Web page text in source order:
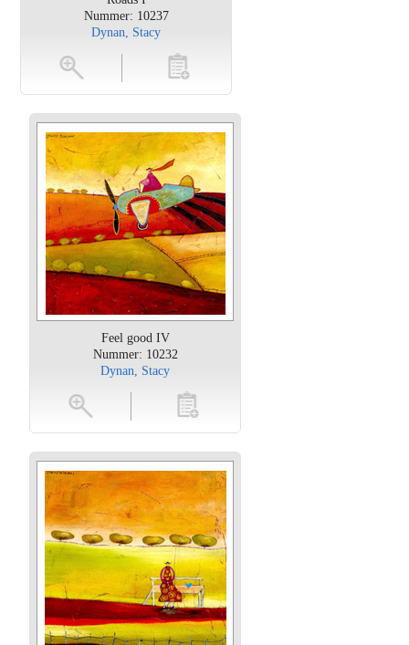
Nummer: 10237
Dynan, Stacy
toevoegen
Feel good IV
Nummer: 10232
Dynan, Stacy
toevoegen